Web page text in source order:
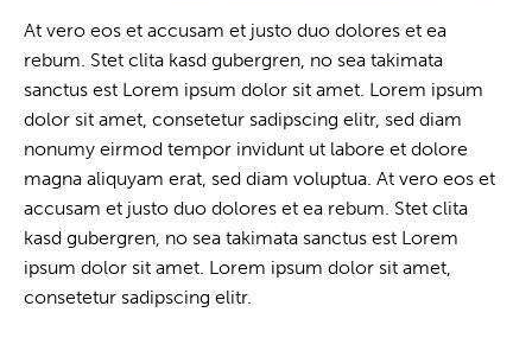
At vero eos et accusam et justo duo dolores et ea
rebum. Stet clita kasd gubergren, no sea takimata
sanctus est Lorem ipsum dolor sit amet. Lorem ipsum
dolor sit amet, consetetur sadipscing elitr, sed diam
nonumy eirmod tempor invidunt ut labore et dolore
magna aliquyam erat, sed diam voluptua. At vero eos et
accusam et justo duo dolores et ea rebum. Stet clita
kasd gubergren, no sea takimata sanctus est Lorem
ipsum dolor sit amet. Lorem ipsum dolor sit amet,
consetetur sadipscing elitr.